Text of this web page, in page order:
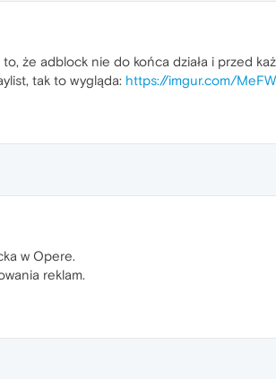
że adblock nie do końca działa i przed
tak to wygląda: https://imgur.com/
w Opere.
reklam.